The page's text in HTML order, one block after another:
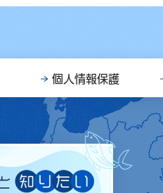
個人情報保護